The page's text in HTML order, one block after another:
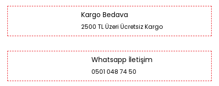
Kargo Bedava
2500 TL Üzeri Ücretsiz Kargo
Whatsapp İletişim
0501 048 74 50